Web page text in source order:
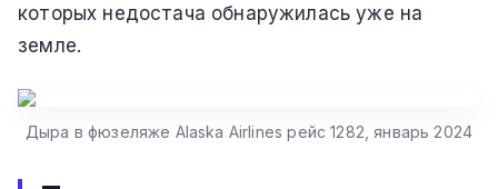
которых недостача обнаружилась уже на
земле.
Дыра в фюзеляже Alaska Airlines рейс 1282, январь 2024